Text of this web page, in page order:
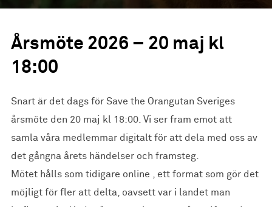
Årsmöte 2026 – 20 maj kl
18:00
Snart är det dags för Save the Orangutan Sveriges
årsmöte den 20 maj kl 18:00. Vi ser fram emot att
samla våra medlemmar digitalt för att dela med oss av
det gångna årets händelser och framsteg.
Mötet hålls som tidigare online , ett format som gör det
möjligt för fler att delta, oavsett var i landet man